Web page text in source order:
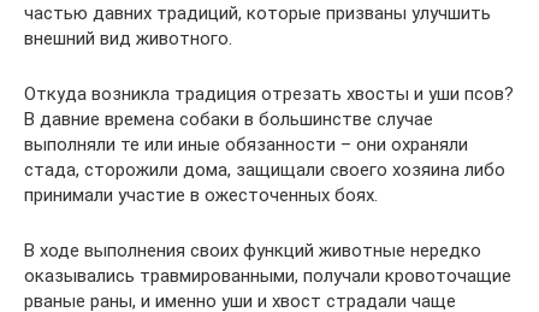
частью давних традиций, которые призваны улучшить
внешний вид животного.
Откуда возникла традиция отрезать хвосты и уши псов?
В давние времена собаки в большинстве случае
выполняли те или иные обязанности – они охраняли
стада, сторожили дома, защищали своего хозяина либо
принимали участие в ожесточенных боях.
В ходе выполнения своих функций животные нередко
оказывались травмированными, получали кровоточащие
рваные раны, и именно уши и хвост страдали чаще